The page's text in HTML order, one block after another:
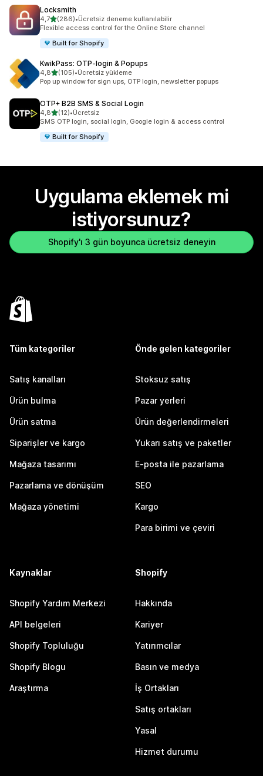
Locksmith
4,75 yıldız üzerinden
(286)
toplam 286 değerlendirme
•Ücretsiz deneme kullanılabilir
Flexible access control for the Online Store channel
Built for Shopify
KwikPass: OTP‑login & Popups
4,85 yıldız üzerinden
(105)
toplam 105 değerlendirme
•Ücretsiz yükleme
Pop up window for sign ups, OTP login, newsletter popups
OTP+ B2B SMS & Social Login
4,85 yıldız üzerinden
(12)
toplam 12 değerlendirme
•Ücretsiz
SMS OTP login, social login, Google login & access control
Built for Shopify
Uygulama eklemek mi
istiyorsunuz?
Shopify'ı 3 gün boyunca ücretsiz deneyin
Tüm kategoriler
Satış kanalları
Ürün bulma
Ürün satma
Siparişler ve kargo
Mağaza tasarımı
Pazarlama ve dönüşüm
Mağaza yönetimi
Önde gelen kategoriler
Stoksuz satış
Pazar yerleri
Ürün değerlendirmeleri
Yukarı satış ve paketler
E-posta ile pazarlama
SEO
Kargo
Para birimi ve çeviri
Kaynaklar
Shopify Yardım Merkezi
API belgeleri
Shopify Topluluğu
Shopify Blogu
Araştırma
Shopify
Hakkında
Kariyer
Yatırımcılar
Basın ve medya
İş Ortakları
Satış ortakları
Yasal
Hizmet durumu